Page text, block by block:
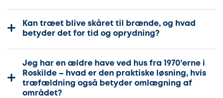
Kan træet blive skåret til brænde, og hvad
betyder det for tid og oprydning?
Jeg har en ældre have ved hus fra 1970’erne i
Roskilde – hvad er den praktiske løsning, hvis
træfældning også betyder omlægning af
området?